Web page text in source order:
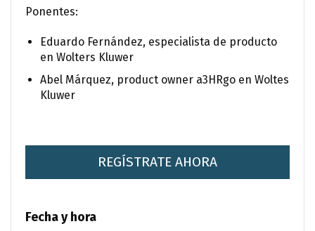
Ponentes:
Eduardo Fernández, especialista de producto
en Wolters Kluwer
Abel Márquez, product owner a3HRgo en Woltes
Kluwer
REGÍSTRATE AHORA
Fecha y hora